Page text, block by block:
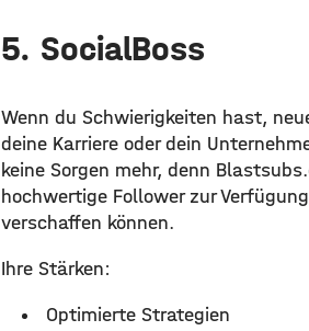
5. SocialBoss
Wenn du Schwierigkeiten hast,
deine Karriere oder dein
keine Sorgen mehr, denn
hochwertige Follower zur
verschaffen können.
Ihre Stärken:
Optimierte Strategien